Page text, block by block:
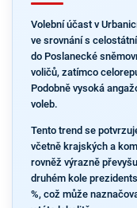
Volební účast v
ve srovnání s
do Poslanecké
voličů, zatímco
Podobně vysoká
voleb.
Tento trend se
včetně krajských a
rovněž výrazně
druhém kole
%, což může